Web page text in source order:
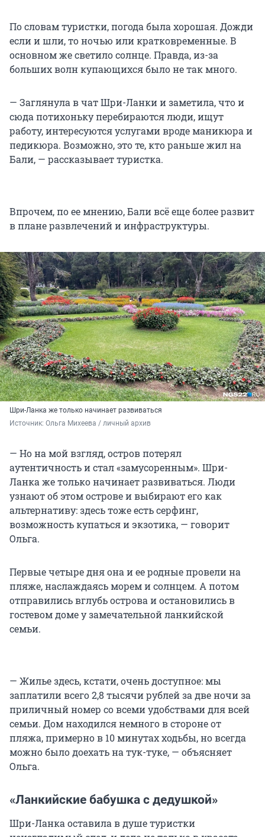
По словам туристки, погода была хорошая. Дожди
если и шли, то ночью или кратковременные. В
основном же светило солнце. Правда, из-за
больших волн купающихся было не так много.
— Заглянула в чат Шри-Ланки и заметила, что и
сюда потихоньку перебираются люди, ищут
работу, интересуются услугами вроде маникюра и
педикюра. Возможно, это те, кто раньше жил на
Бали, — рассказывает туристка.
Впрочем, по ее мнению, Бали всё еще более развит
в плане развлечений и инфраструктуры.
Шри-Ланка же только начинает развиваться
Источник: Ольга Михеева / личный архив
— Но на мой взгляд, остров потерял
аутентичность и стал «замусоренным». Шри-
Ланка же только начинает развиваться. Люди
узнают об этом острове и выбирают его как
альтернативу: здесь тоже есть серфинг,
возможность купаться и экзотика, — говорит
Ольга.
Первые четыре дня она и ее родные провели на
пляже, наслаждаясь морем и солнцем. А потом
отправились вглубь острова и остановились в
гостевом доме у замечательной ланкийской
семьи.
— Жилье здесь, кстати, очень доступное: мы
заплатили всего 2,8 тысячи рублей за две ночи за
приличный номер со всеми удобствами для всей
семьи. Дом находился немного в стороне от
пляжа, примерно в 10 минутах ходьбы, но всегда
можно было доехать на тук-туке, — объясняет
Ольга.
«Ланкийские бабушка с дедушкой»
Шри-Ланка оставила в душе туристки